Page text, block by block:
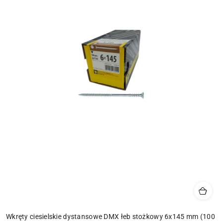
Wkręty ciesielskie dystansowe DMX łeb stożkowy 6x145 mm (100